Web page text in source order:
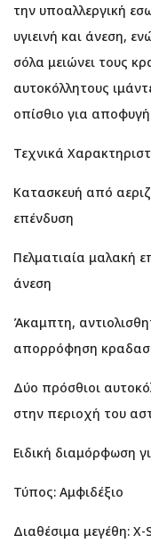
την υποαλλεργική
υγιεινή και άνεση,
σόλα μειώνει τους
αυτοκόλλητους
οπίσθιο για
Τεχνικά
Κατασκευή από
επένδυση
Πελματιαία μαλακή
άνεση
Άκαμπτη,
απορρόφηση
Δύο πρόσθιοι
στην περιοχή του
Ειδική διαμόρφωση
Τύπος: Αμφιδέξιο
Διαθέσιμα μεγέθη: